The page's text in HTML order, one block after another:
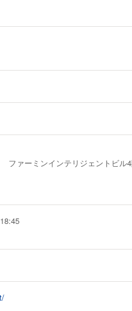
ファーミンインテリジェントビル